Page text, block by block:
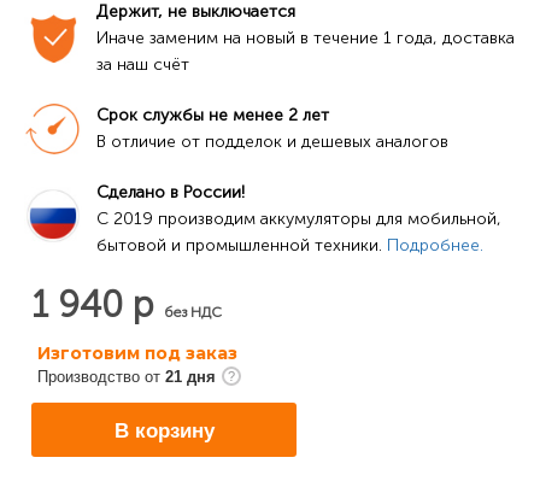
Держит, не выключается
Иначе заменим на новый в течение 1 года, доставка
за наш счёт
Срок службы не менее 2 лет
В отличие от подделок и дешевых аналогов
Сделано в России!
C 2019 производим аккумуляторы для мобильной,
бытовой и промышленной техники. Подробнее.
1 940 р без НДС
Изготовим под заказ
Производство от 21 дня
В корзину